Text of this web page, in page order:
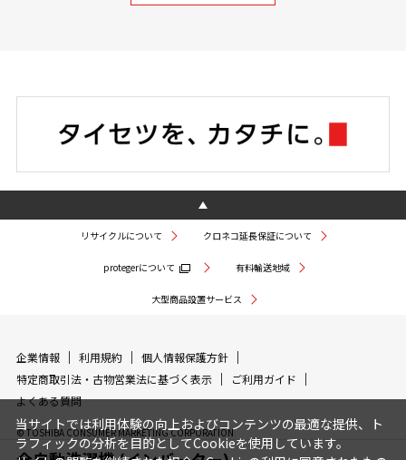
リサイクルについて クロネコ延長保証について
protegerについて 有料輸送地域
大型商品設置サービス
企業情報 利用規約
個人情報保護方針
特定商取引法・古物営業法に基づく表示
ご利用ガイド
よくある質問
© TOSHIBA CONSUMER MARKETING CORPORATION
当サイトでは利用体験の向上およびコンテンツの最適な提供、ト
ラフィックの分析を目的としてCookieを使用しています。